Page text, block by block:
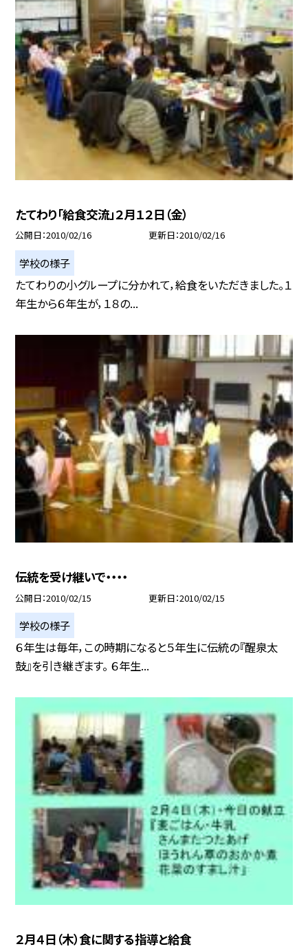
たてわり「給食交流」２月１２日（金）
公開日 2010/02/16 更新日 2010/02/16
学校の様子
たてわりの小グループに分かれて，給食をいただきました。１
年生から６年生が，１８の...
伝統を受け継いで・・・・
公開日 2010/02/15 更新日 2010/02/15
学校の様子
６年生は毎年，この時期になると５年生に伝統の『醒泉太
鼓』を引き継ぎます。 ６年生...
２月４日（木）食に関する指導と給食